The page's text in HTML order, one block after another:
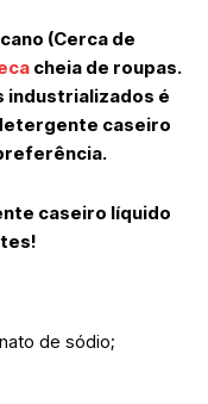
(Cerca de
cheia de roupas.
industrializados é
caseiro
caseiro líquido
de sódio;